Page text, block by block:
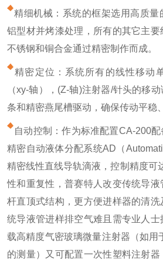
精细机械：系统的框架选用高质量
铝型材并烤漆处理，所有的其它主要
不锈钢和铜合金通过精密制作而成。
精密定位：系统所有的线性移动
（xy-轴），(Z-轴)注射器/针头的移
条和精密燕尾槽驱动，确保传动平稳
自动控制：作为标准配置CA-200
精密自动液体分配系统AD（
精密线性直线导轨滴液，控制精度可
性和重复性，普赛特人改变传统导
杆直顶式结构，更方便进样器的清
统导液管进样排空气难且需专业人
载高精度气密玻璃微量注射器（如用
的测量）又可配置一次性塑料注射